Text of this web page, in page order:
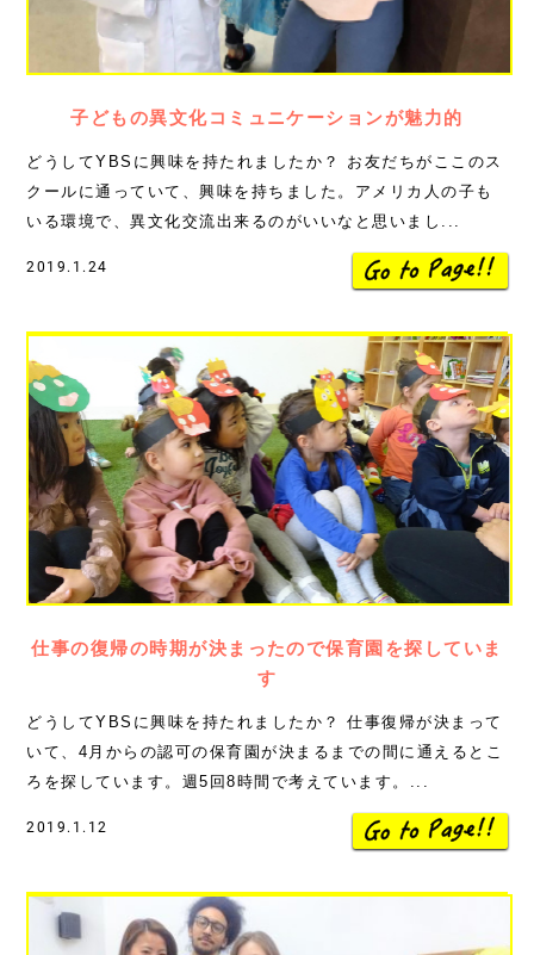
子どもの異文化コミュニケーションが魅力的
どうしてYBSに興味を持たれましたか？ お友だちがここのス
クールに通っていて、興味を持ちました。アメリカ人の子も
いる環境で、異文化交流出来るのがいいなと思いまし...
2019.1.24
仕事の復帰の時期が決まったので保育園を探していま
す
どうしてYBSに興味を持たれましたか？ 仕事復帰が決まって
いて、4月からの認可の保育園が決まるまでの間に通えるとこ
ろを探しています。週5回8時間で考えています。...
2019.1.12